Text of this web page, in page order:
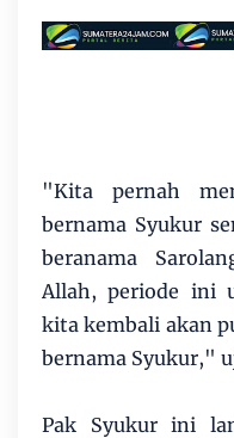
"Kita pernah
bernama Syukur
beranama
Allah, periode ini
kita kembali akan
bernama Syukur,"
Pak Syukur ini